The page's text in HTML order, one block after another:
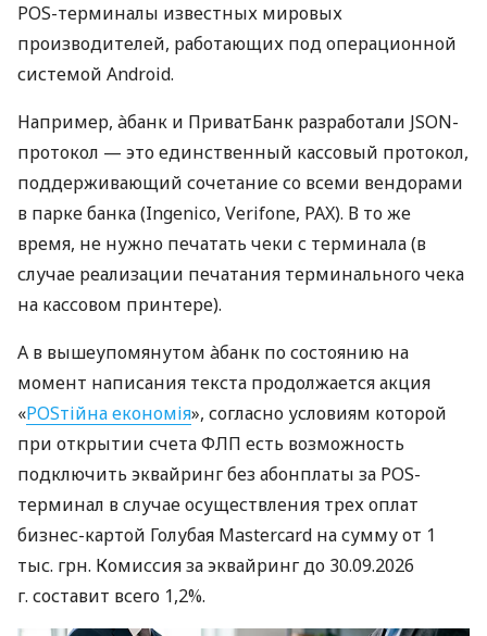
POS-терминалы известных мировых
производителей, работающих под операционной
системой Android.
Например, àбанк и ПриватБанк разработали JSON-
протокол — это единственный кассовый протокол,
поддерживающий сочетание со всеми вендорами
в парке банка (Ingenico, Verifone, PAX). В то же
время, не нужно печатать чеки с терминала (в
случае реализации печатания терминального чека
на кассовом принтере).
А в вышеупомянутом àбанк по состоянию на
момент написания текста продолжается акция
«POSтійна економія», согласно условиям которой
при открытии счета ФЛП есть возможность
подключить эквайринг без абонплаты за POS-
терминал в случае осуществления трех оплат
бизнес-картой Голубая Mastercard на сумму от 1
тыс. грн. Комиссия за эквайринг до 30.09.2026
г. составит всего 1,2%.